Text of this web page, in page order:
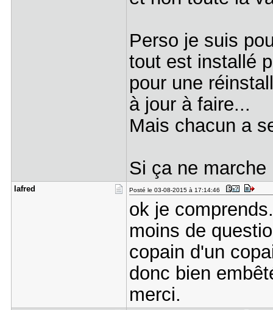
Perso je suis
tout est installé
pour une
à jour à faire...
Mais chacun a
Si ça ne
lafred Posté le 03-08-2015 à 17:14:46
ok je
moins de
copain d'un
donc bien
merci.